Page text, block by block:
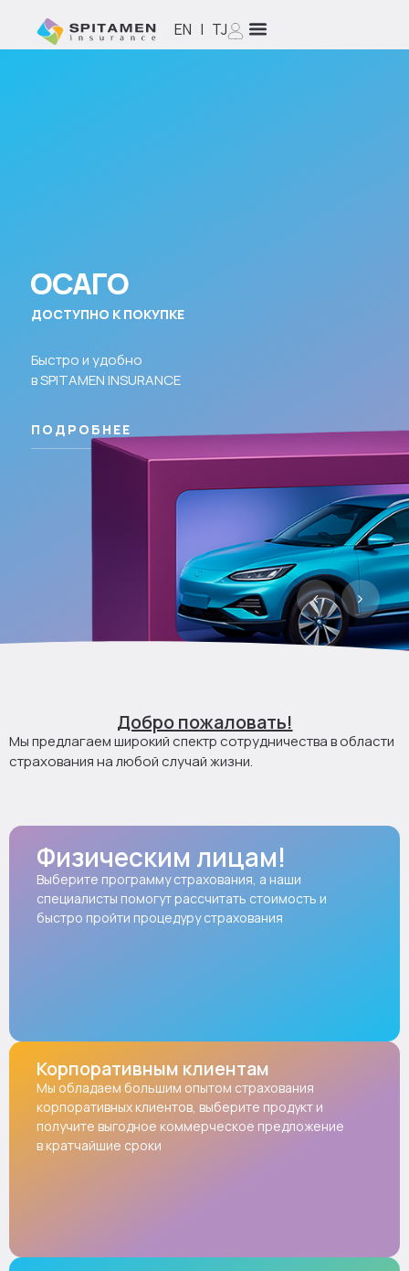
EN | TJ
ОСАГО
ДОСТУПНО К ПОКУПКЕ
Быстро и удобно
в SPITAMEN INSURANCE
ПОДРОБНЕЕ
Добро пожаловать!
Мы предлагаем широкий спектр сотрудничества в области
страхования на любой случай жизни.
Физическим лицам!
Выберите программу страхования, а наши
специалисты помогут рассчитать стоимость и
быстро пройти процедуру страхования
Корпоративным клиентам
Мы обладаем большим опытом страхования
корпоративных клиентов, выберите продукт и
получите выгодное коммерческое предложение
в кратчайшие сроки